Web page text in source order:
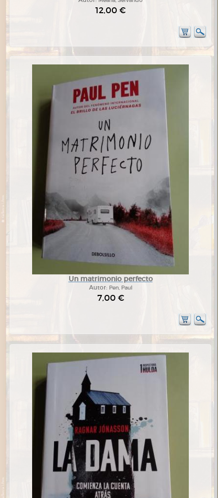
12,00 €
Un matrimonio perfecto
Autor: Pen, Paul
7,00 €